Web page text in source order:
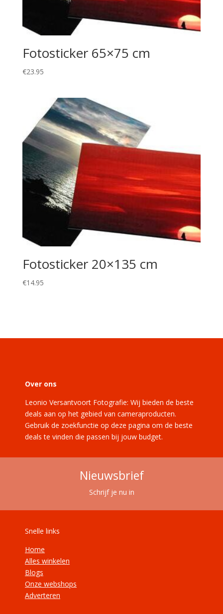
Fotosticker 65×75 cm
€23.95
Fotosticker 20×135 cm
€14.95
Over ons
Leonio Versantvoort Fotografie: Wij bieden de beste
deals aan op het gebied van cameraproducten.
Gebruik de zoekfunctie op deze pagina om de beste
deals te vinden die passen bij jouw budget.
Nieuwsbrief
Schrijf je nu in
Snelle links
Home
Alles winkelen
Blogs
Onze webshops
Adverteren